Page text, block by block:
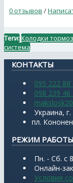
0 отзывов /
Теги:Колодки
система
КОНТАКТЫ
095 222 88
098 239 46
Украина,
пл.
РЕЖИМ РАБОТЫ
Пн. - Сб. с
Онлайн-
Условия